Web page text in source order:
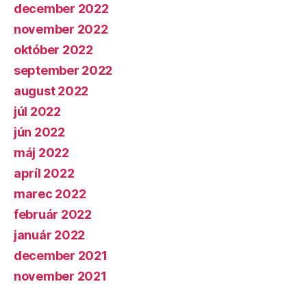
december 2022
november 2022
október 2022
september 2022
august 2022
júl 2022
jún 2022
máj 2022
apríl 2022
marec 2022
február 2022
január 2022
december 2021
november 2021